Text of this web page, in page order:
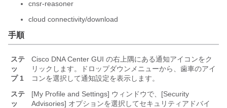
cnsr-reasoner
cloud connectivity/download
手順
ステ
ッ
プ 1
Cisco DNA Center GUI の右上隅にある通知アイコンをク
リックします。ドロップダウンメニューから、歯車のアイ
コンを選択して通知設定を表示します。
ステ
ッ
[My Profile and Settings] ウィンドウで、[Security
Advisories] オプションを選択してセキュリティアドバイ